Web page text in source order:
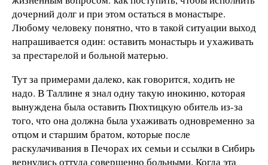
дочерний долг и при этом остаться в монастыре.
Любому человеку понятно, что в такой ситуации выход
напрашивается один: оставить монастырь и ухаживать
за престарелой и больной матерью.
Тут за примерами далеко, как говорится, ходить не
надо. В Таллине я знал одну такую инокиню, которая
вынуждена была оставить Пюхтицкую обитель из-за
того, что она должна была ухаживать одновременно за
отцом и старшим братом, которые после
раскулачивания в Печорах их семьи и ссылки в Сибирь
вернулись оттуда совершенно больными. Когда эта